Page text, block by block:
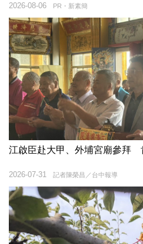
PR・新素簡
2026-08-06
江啟臣赴大甲、外埔宮廟參拜
記者陳榮昌／台中報導
2026-07-31